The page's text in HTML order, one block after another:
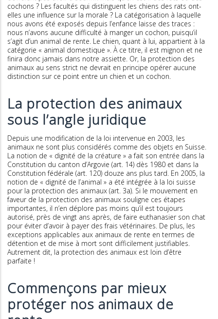
cochons ? Les facultés qui distinguent les chiens des rats ont-
elles une influence sur la morale ? La catégorisation à laquelle
nous avons été exposés depuis l’enfance laisse des traces :
nous n’avons aucune difficulté à manger un cochon, puisqu’il
s’agit d’un animal de rente. Le chien, quant à lui, appartient à la
catégorie « animal domestique ». À ce titre, il est mignon et ne
finira donc jamais dans notre assiette. Or, la protection des
animaux au sens strict ne devrait en principe opérer aucune
distinction sur ce point entre un chien et un cochon.
La protection des animaux
sous l’angle juridique
Depuis une modification de la loi intervenue en 2003, les
animaux ne sont plus considérés comme des objets en Suisse.
La notion de « dignité de la créature » a fait son entrée dans la
Constitution du canton d’Argovie (art. 14) dès 1980 et dans la
Constitution fédérale (art. 120) douze ans plus tard. En 2005, la
notion de « dignité de l’animal » a été intégrée à la loi suisse
pour la protection des animaux (art. 3a). Si le mouvement en
faveur de la protection des animaux souligne ces étapes
importantes, il n’en déplore pas moins qu’il est toujours
autorisé, près de vingt ans après, de faire euthanasier son chat
pour éviter d’avoir à payer des frais vétérinaires. De plus, les
exceptions applicables aux animaux de rente en termes de
détention et de mise à mort sont difficilement justifiables.
Autrement dit, la protection des animaux est loin d’être
parfaite !
Commençons par mieux
protéger nos animaux de